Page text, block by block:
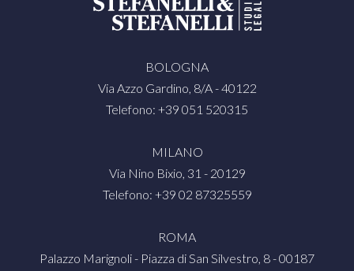
BOLOGNA
Via Azzo Gardino, 8/A - 40122
Telefono: +39 051 520315
MILANO
Via Nino Bixio, 31 - 20129
Telefono: +39 02 87325559
ROMA
Palazzo Marignoli - Piazza di San Silvestro, 8 - 00187